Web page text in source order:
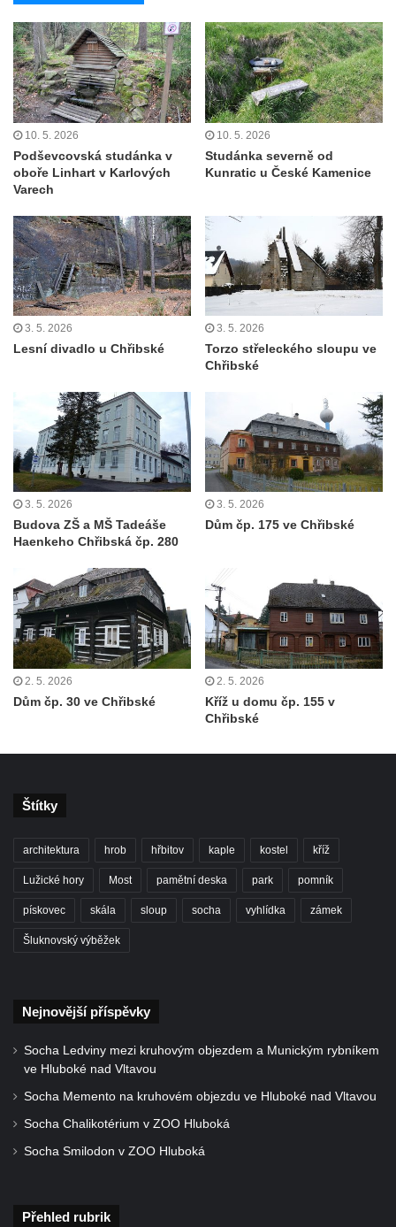
10. 5. 2026
Podševcovská studánka v
oboře Linhart v Karlových
Varech
10. 5. 2026
Studánka severně od
Kunratic u České Kamenice
3. 5. 2026
Lesní divadlo u Chřibské
3. 5. 2026
Torzo střeleckého sloupu ve
Chřibské
3. 5. 2026
Budova ZŠ a MŠ Tadeáše
Haenkeho Chřibská čp. 280
3. 5. 2026
Dům čp. 175 ve Chřibské
2. 5. 2026
Dům čp. 30 ve Chřibské
2. 5. 2026
Kříž u domu čp. 155 v
Chřibské
Štítky
architektura hrob hřbitov kaple kostel kříž
Lužické hory Most pamětní deska park pomník
pískovec skála sloup socha vyhlídka zámek
Šluknovský výběžek
Nejnovější příspěvky
Socha Ledviny mezi kruhovým objezdem a Munickým rybníkem
ve Hluboké nad Vltavou
Socha Memento na kruhovém objezdu ve Hluboké nad Vltavou
Socha Chalikotérium v ZOO Hluboká
Socha Smilodon v ZOO Hluboká
Přehled rubrik